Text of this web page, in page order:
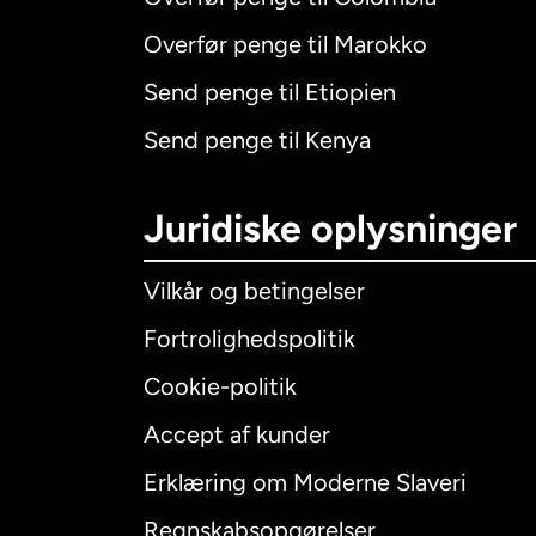
Overfør penge til Marokko
Send penge til Etiopien
Send penge til Kenya
Juridiske oplysninger
Vilkår og betingelser
Fortrolighedspolitik
Cookie-politik
Accept af kunder
Erklæring om Moderne Slaveri